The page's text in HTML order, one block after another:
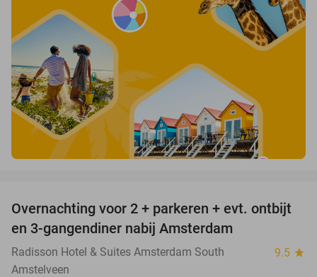
51%
Overnachting voor 2 + parkeren + evt. ontbijt
en 3-gangendiner nabij Amsterdam
Radisson Hotel & Suites Amsterdam South 9.5 star
Amstelveen